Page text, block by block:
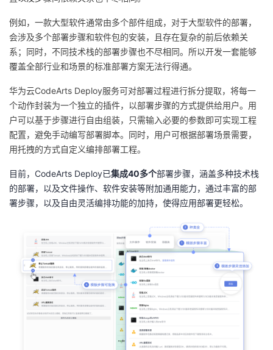
例如，一款大型软件通常由多个部件组成，对于大型软件的部署，
会涉及多个部署步骤和软件包的安装，且存在复杂的前后依赖关
系；同时，不同技术栈的部署步骤也不尽相同。所以开发一套能够
覆盖全部行业和场景的标准部署方案无法行得通。
华为云CodeArts Deploy服务可对部署过程进行拆分提取，将每一
个动作封装为一个独立的插件，以部署步骤的方式提供给用户。用
户可以基于步骤进行自由组装，只需输入必要的参数即可实现工程
配置，避免手动编写部署脚本。同时，用户可根据部署场景需要，
用托拽的方式自定义编排部署工程。
目前，CodeArts Deploy已集成40多个部署步骤，涵盖多种技术栈
的部署，以及文件操作、软件安装等附加通用能力，通过丰富的部
署步骤，以及自由灵活编排功能的加持，使得应用部署更轻松。